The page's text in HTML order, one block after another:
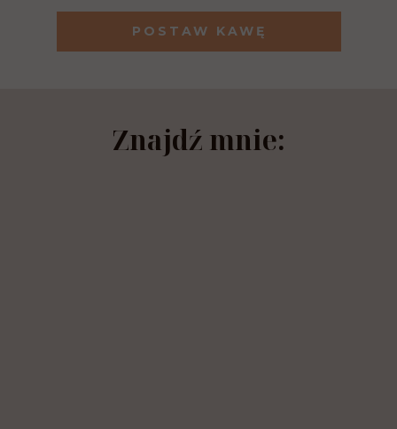
POSTAW KAWĘ
Znajdź mnie: